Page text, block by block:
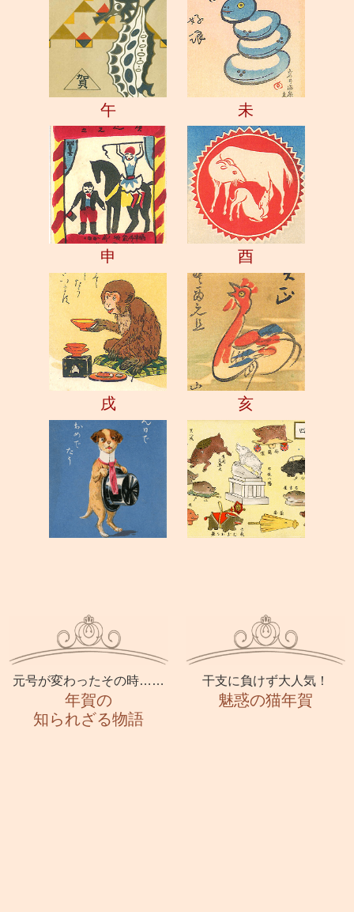
午 未
申 酉
戌 亥
元号が変わったその時……
年賀の
知られざる物語
干支に負けず大人気！
魅惑の猫年賀